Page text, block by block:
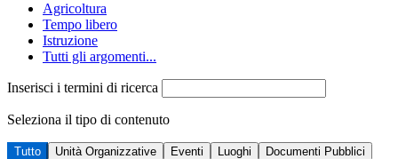
Agricoltura
Tempo libero
Istruzione
Tutti gli argomenti...
Inserisci i termini di ricerca
Seleziona il tipo di contenuto
Tutto Unità Organizzative Eventi Luoghi
Documenti Pubblici